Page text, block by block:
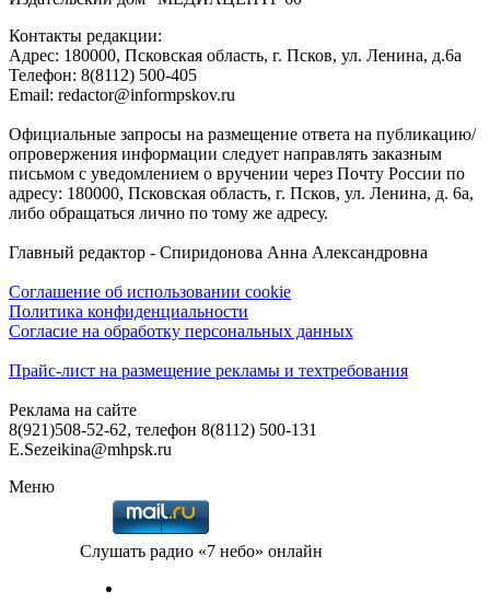
Контакты редакции:
Адреc: 180000, Псковская область, г. Псков, ул. Ленина, д.6а
Телефон: 8(8112) 500-405
Email: redactor@informpskov.ru
Официальные запросы на размещение ответа на публикацию/
опровержения информации следует направлять заказным
письмом с уведомлением о вручении через Почту России по
адресу: 180000, Псковская область, г. Псков, ул. Ленина, д. 6а,
либо обращаться лично по тому же адресу.
Главный редактор - Спиридонова Анна Александровна
Соглашение об использовании cookie
Политика конфиденциальности
Согласие на обработку персональных данных
Прайс-лист на размещение рекламы и техтребования
Реклама на сайте
8(921)508-52-62, телефон 8(8112) 500-131
E.Sezeikina@mhpsk.ru
Меню
Слушать радио «7 небо» онлайн